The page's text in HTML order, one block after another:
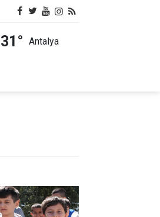
31° Antalya